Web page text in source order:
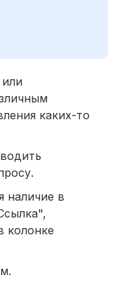
каких-то
наличие в
колонке